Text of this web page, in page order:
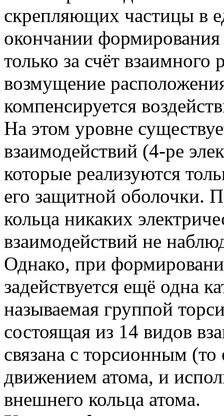
скрепляющих частицы в
окончании
только за счёт
возмущение
компенсируется
На этом уровне
взаимодействий (4-ре
которые реализуются
его защитной оболочки.
кольца никаких
взаимодействий не
Однако, при
задействуется ещё одна
называемая группой
состоящая из 14 видов
связана с торсионным
движением атома, и
внешнего кольца атома.